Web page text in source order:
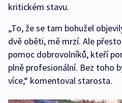
kritickém stavu.
„To, že se tam bohužel
dvě oběti, mě mrzí. Ale
pomoc dobrovolníků, kteří
plně profesionální. Bez toho
více,“ komentoval starosta.